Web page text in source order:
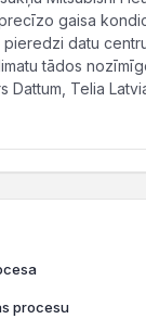
gaisa
datu
tādos
Telia
procesu